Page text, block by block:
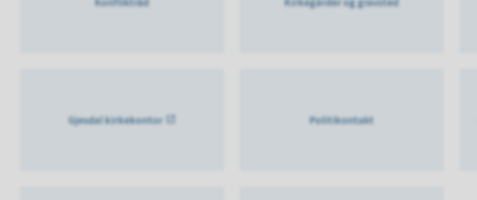
Gjesdal kirkekontor Politikontakt